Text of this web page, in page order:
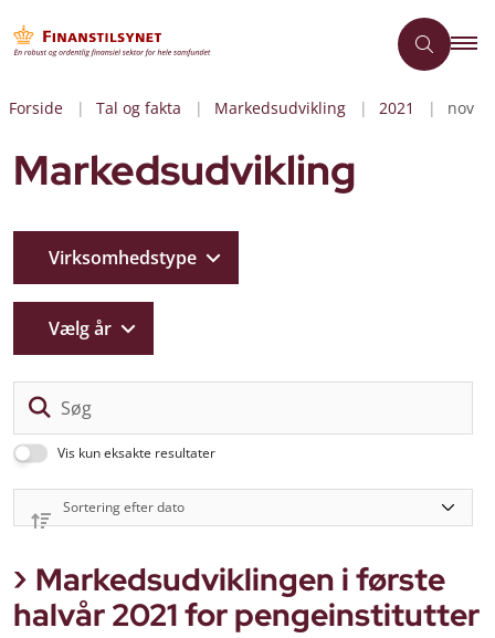
Forside Tal og fakta Markedsudvikling 2021 nov
Markedsudvikling
Vis kun eksakte resultater
Virksomhedstype
Vælg år
Markedsudviklingen i første
halvår 2021 for pengeinstitutter